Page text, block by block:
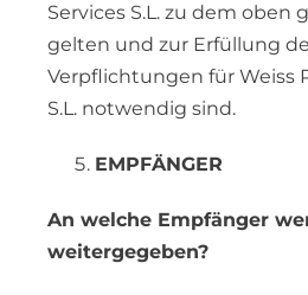
Services S.L. zu dem oben
gelten und zur Erfüllung
Verpflichtungen für Weiss
S.L. notwendig sind.
EMPFÄNGER
An welche Empfänger
weitergegeben?